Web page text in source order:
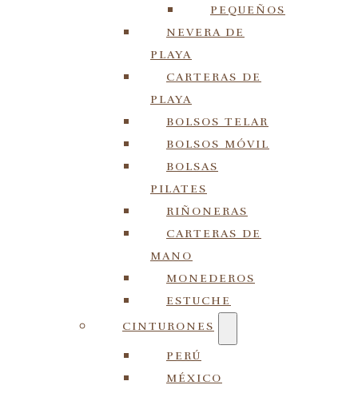
PEQUEÑOS
NEVERA DE
PLAYA
CARTERAS DE
PLAYA
BOLSOS TELAR
BOLSOS MÓVIL
BOLSAS
PILATES
RIÑONERAS
CARTERAS DE
MANO
MONEDEROS
ESTUCHE
CINTURONES
PERÚ
MÉXICO